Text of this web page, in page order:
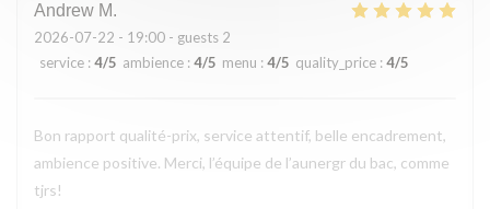
Andrew M
2026-07-22 - 19:00 - guests 2
service : 4/5 ambience :4/5 menu : 4/5 quality_price :4/5
Bon rapport qualité-prix, service attentif, belle encadrement,
ambience positive. Merci, l’équipe de l’aunergr du bac, comme
tjrs!